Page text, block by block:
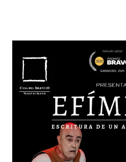
está claro y nada de esto se
tu documento me obliga a
debo decirte que tu decisión de
Santo me ha llenado de estupor.
de una manera tan aterradora.
anunciado, del que eres libre y
decisión que, por supuesto, no
respeto. Así es como suele